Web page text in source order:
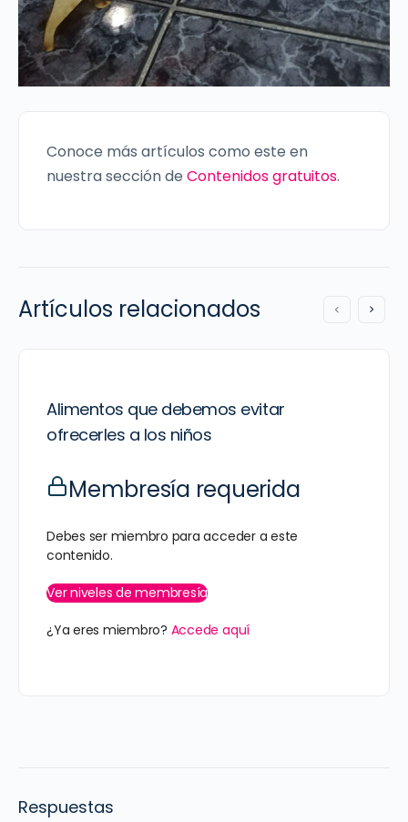
Conoce más artículos como este en
nuestra sección de Contenidos gratuitos.
Artículos relacionados
Alimentos que debemos evitar
ofrecerles a los niños
Membresía requerida
Debes ser miembro para acceder a este
contenido.
Ver niveles de membresía
¿Ya eres miembro? Accede aquí
Respuestas